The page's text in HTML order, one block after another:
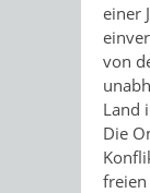
einer
von
Land
Die
freien